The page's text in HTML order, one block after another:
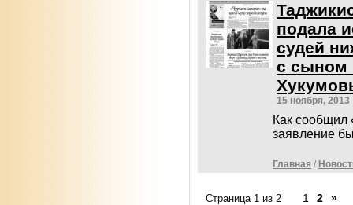
подала
судей
с сыном
15 ноября, 2013
Как сообщил
заявление
Главная /
Страница 1 из 2 1 2 »